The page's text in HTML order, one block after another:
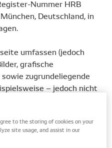
Nummer HRB
Deutschland, in
umfassen (jedoch
grafische
zugrundeliegende
– jedoch nicht
Teilen.
to the storing of cookies on your
site usage, and assist in our